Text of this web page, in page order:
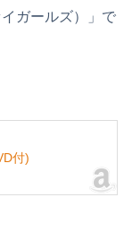
ガールズ）」で
付)